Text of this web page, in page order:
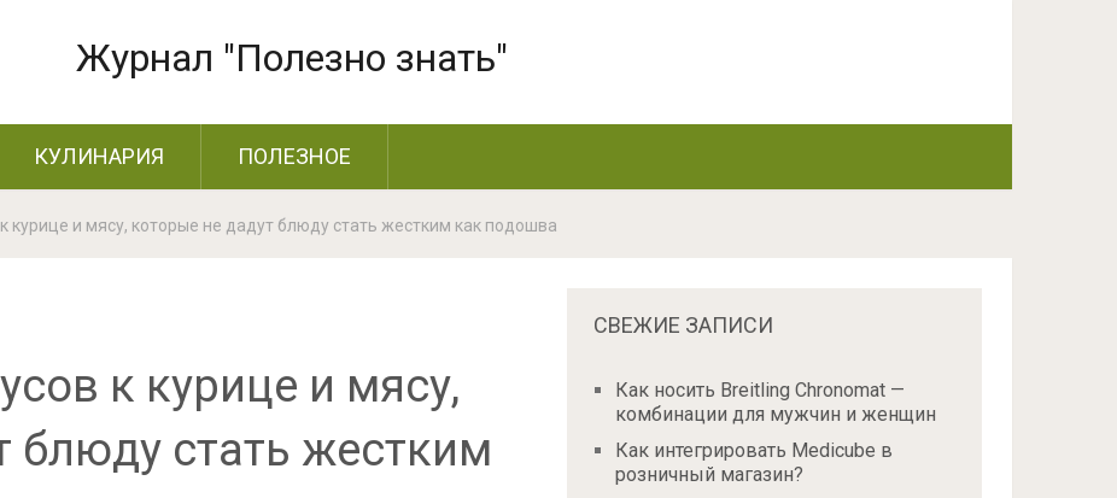
Журнал "Полезно знать"
КУЛИНАРИЯ ПОЛЕЗНОЕ
курице и мясу, которые не дадут блюду стать жестким как подошва
к курице и мясу,
блюду стать жестким
СВЕЖИЕ ЗАПИСИ
Как носить Breitling Chronomat —
комбинации для мужчин и женщин
Как интегрировать Medicube в
розничный магазин?